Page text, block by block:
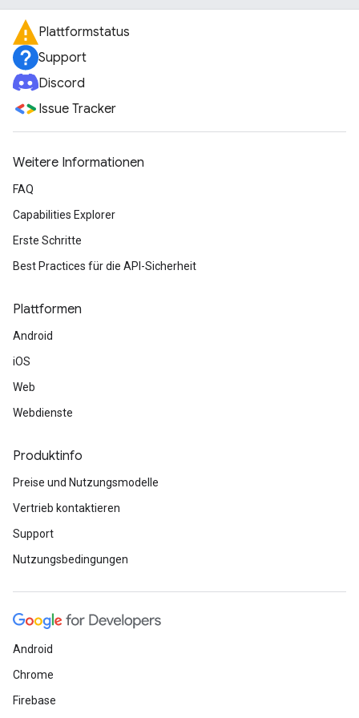
Plattformstatus
Support
Discord
Issue Tracker
Weitere Informationen
FAQ
Capabilities Explorer
Erste Schritte
Best Practices für die API-Sicherheit
Plattformen
Android
iOS
Web
Webdienste
Produktinfo
Preise und Nutzungsmodelle
Vertrieb kontaktieren
Support
Nutzungsbedingungen
Android
Chrome
Firebase